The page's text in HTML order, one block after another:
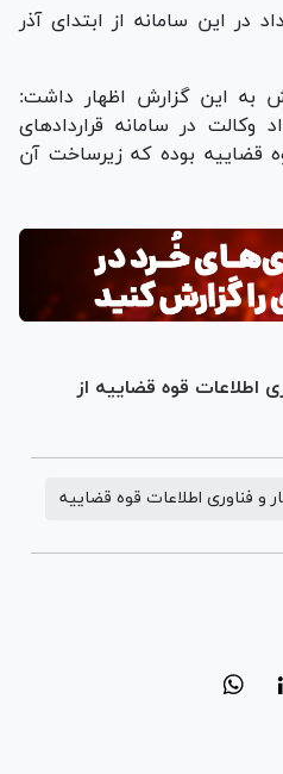
در این سامانه از ابتدای آذر
به این گزارش اظهار داشت:
وکالت در سامانه قرارداد‌های
قضاییه بوده که زیرساخت آن
اطلاعات قوه قضاییه از
و فناوری اطلاعات قوه قضاییه